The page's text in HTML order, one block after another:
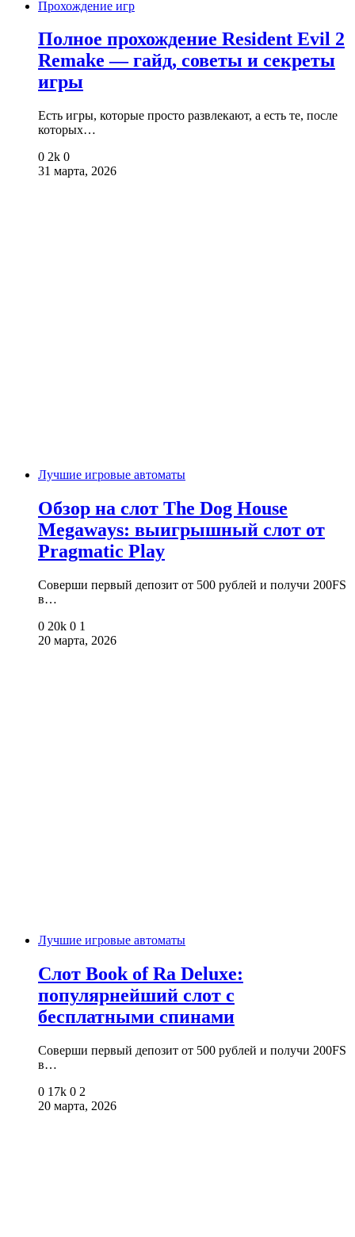
Прохождение игр
Полное прохождение Resident Evil 2
Remake — гайд, советы и секреты
игры
Есть игры, которые просто развлекают, а есть те, после
которых…
0 2k 0
31 марта, 2026
Лучшие игровые автоматы
Обзор на слот The Dog House
Megaways: выигрышный слот от
Pragmatic Play
Соверши первый депозит от 500 рублей и получи 200FS
в…
0 20k 0 1
20 марта, 2026
Лучшие игровые автоматы
Слот Book of Ra Deluxe:
популярнейший слот с
бесплатными спинами
Соверши первый депозит от 500 рублей и получи 200FS
в…
0 17k 0 2
20 марта, 2026